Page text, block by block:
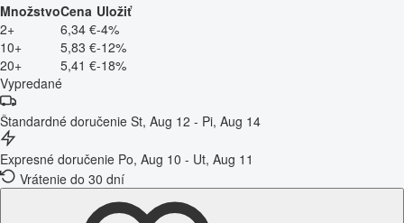
MnožstvoCena Uložiť
2+
6,34 €-4%
10+
5,83 €-12%
20+
5,41 €-18%
Vypredané
Štandardné doručenie St, Aug 12 - Pi, Aug 14
Expresné doručenie Po, Aug 10 - Ut, Aug 11
Vrátenie do 30 dní